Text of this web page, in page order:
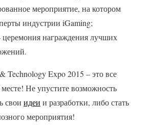
мероприятие, на котором
индустрии iGaming;
награждения лучших
Technology Expo 2015 – это все
Не упустите возможность
свои идеи и разработки, либо стать
мероприятия!